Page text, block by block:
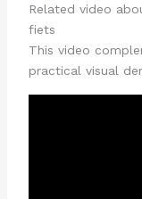
Related video
fiets
This video
practical visual